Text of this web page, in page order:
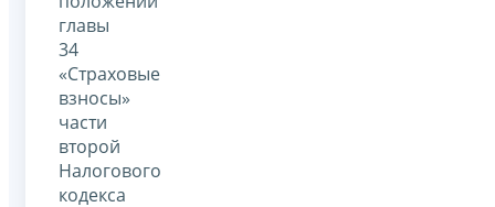
главы
34
«Страховые
взносы»
части
второй
Налогового
кодекса